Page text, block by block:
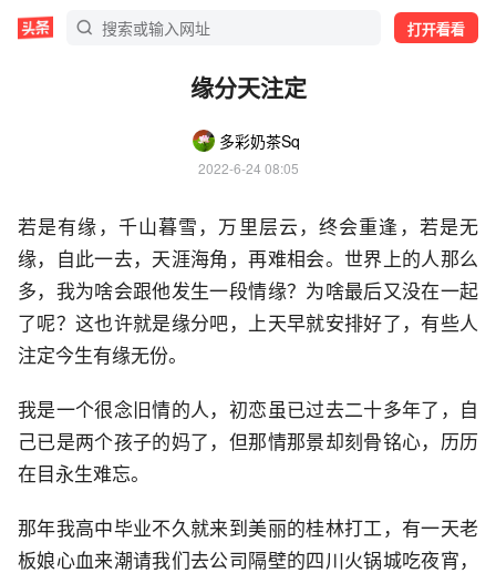
打开看看
缘分天注定
多彩奶茶Sq
2022-6-24 08:05
若是有缘，千山暮雪，万里层云，终会重逢，若是无
缘，自此一去，天涯海角，再难相会。世界上的人那么
多，我为啥会跟他发生一段情缘？为啥最后又没在一起
了呢？这也许就是缘分吧，上天早就安排好了，有些人
注定今生有缘无份。
我是一个很念旧情的人，初恋虽已过去二十多年了，自
己已是两个孩子的妈了，但那情那景却刻骨铭心，历历
在目永生难忘。
那年我高中毕业不久就来到美丽的桂林打工，有一天老
板娘心血来潮请我们去公司隔壁的四川火锅城吃夜宵，